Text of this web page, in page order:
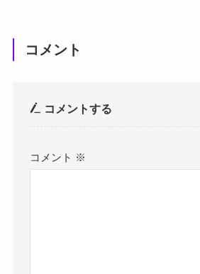
コメント
コメントする
コメント ※